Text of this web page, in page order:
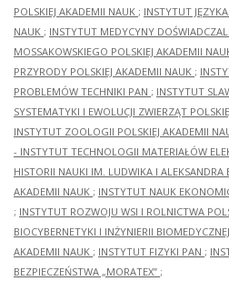
POLSKIEJ AKADEMII NAUK ; INSTYTUT
NAUK ; INSTYTUT MEDYCYNY
MOSSAKOWSKIEGO POLSKIEJ AKADEMII
PRZYRODY POLSKIEJ AKADEMII NAUK ;
PROBLEMÓW TECHNIKI PAN ; INSTYTUT
SYSTEMATYKI I EWOLUCJI ZWIERZĄT
INSTYTUT ZOOLOGII POLSKIEJ AKADEMII
- INSTYTUT TECHNOLOGII MATERIAŁÓW
HISTORII NAUKI IM. LUDWIKA I ALEKSANDRA
AKADEMII NAUK ; INSTYTUT NAUK
; INSTYTUT ROZWOJU WSI I ROLNICTWA
BIOCYBERNETYKI I INŻYNIERII
AKADEMII NAUK ; INSTYTUT FIZYKI PAN ;
BEZPIECZEŃSTWA „MORATEX” ;